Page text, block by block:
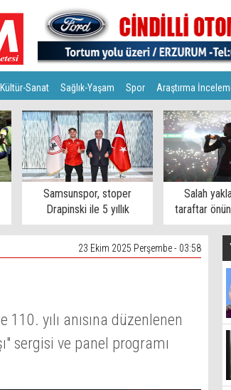
Kültür-Sanat Sağlık-Yaşam Spor Araştırma
Samsunspor, stoper
Drapinski ile 5 yıllık
sözleşme imzaladı
Salah
taraftar
23 Ekim 2025 Perşembe - 03:58
110. yılı anısına düzenlenen
sergisi ve panel programı